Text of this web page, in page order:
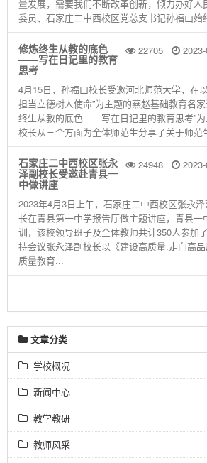
量发展，需要我们不断改革创新，倾力办好人
委员、石家庄二中西校区党总支书记孙福山始
22705
修炼终生从教的底色
——写在日记里的教育
思考
4月15日，孙福山校长受邀河北师范大学，在
担当立德树人使命”为主题的燕赵基础教育名
终生从教的底色——写在日记里的教育思考”
校长从三个方面为全体师范生分享了关于师范
24948
石家庄二中西校区张永
泽副校长受邀赴青县一
中做讲座
2023年4月3日上午，石家庄二中西校区张永
长在青县第一中学报告厅做主题讲座，青县一
训，该校领导班子及全体教师共计350人参加
持会议张永泽副校长以《建设高质量.走向高
质量教育...
文章分类
学校概况
新闻中心
教学教研
教师风采